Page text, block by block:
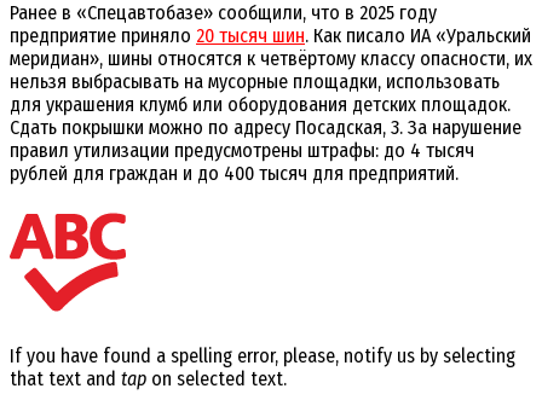
Ранее в «Спецавтобазе» сообщили, что в 2025 году
предприятие приняло 20 тысяч шин. Как писало ИА «Уральский
меридиан», шины относятся к четвёртому классу опасности, их
нельзя выбрасывать на мусорные площадки, использовать
для украшения клумб или оборудования детских площадок.
Сдать покрышки можно по адресу Посадская, 3. За нарушение
правил утилизации предусмотрены штрафы: до 4 тысяч
рублей для граждан и до 400 тысяч для предприятий.
If you have found a spelling error, please, notify us by selecting
that text and tap on selected text.